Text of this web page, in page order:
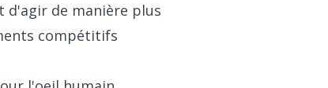
d'agir de manière plus
compétitifs